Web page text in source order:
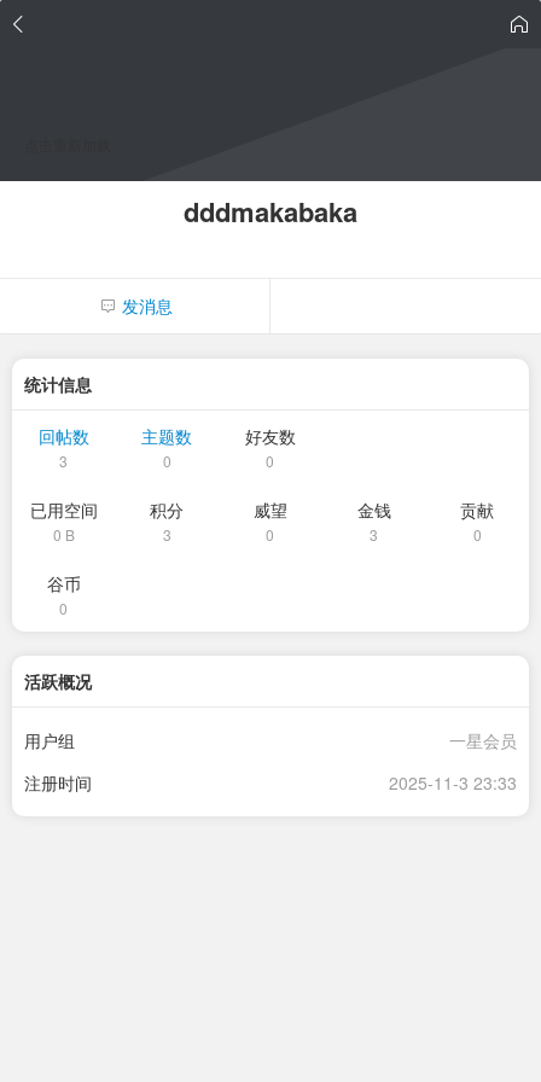
dddmakabaka
发消息
统计信息
回帖数
3
主题数
0
好友数
0
已用空间
0 B
积分
3
威望
0
金钱
3
贡献
0
谷币
0
活跃概况
用户组
一星会员
注册时间
2025-11-3 23:33